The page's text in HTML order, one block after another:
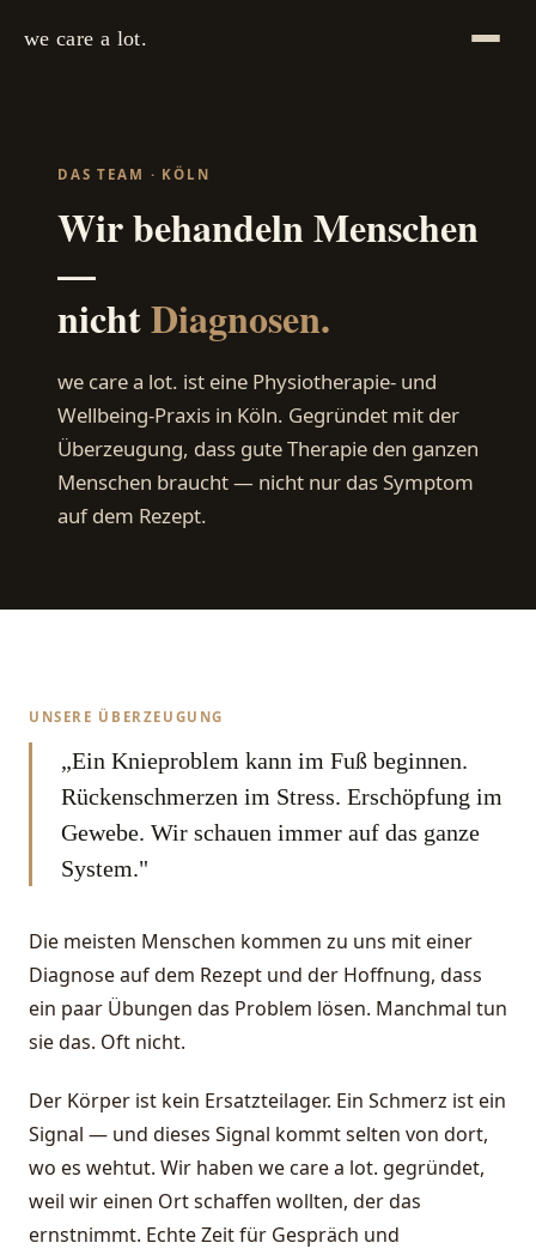
we care a lot.
DAS TEAM · KÖLN
Wir behandeln Menschen
—
nichtDiagnosen.
we care a lot. ist eine Physiotherapie- und
Wellbeing-Praxis in Köln. Gegründet mit der
Überzeugung, dass gute Therapie den ganzen
Menschen braucht — nicht nur das Symptom
auf dem Rezept.
UNSERE ÜBERZEUGUNG
„Ein Knieproblem kann im Fuß beginnen.
Rückenschmerzen im Stress. Erschöpfung im
Gewebe. Wir schauen immer auf das ganze
System."
Die meisten Menschen kommen zu uns mit einer
Diagnose auf dem Rezept und der Hoffnung, dass
ein paar Übungen das Problem lösen. Manchmal tun
sie das. Oft nicht.
Der Körper ist kein Ersatzteilager. Ein Schmerz ist ein
Signal — und dieses Signal kommt selten von dort,
wo es wehtut. Wir haben we care a lot. gegründet,
weil wir einen Ort schaffen wollten, der das
ernstnimmt. Echte Zeit für Gespräch und